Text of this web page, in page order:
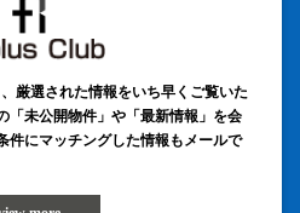
厳選された情報をいち早くご覧いた
「未公開物件」や「最新情報」を会
件にマッチングした情報もメールで